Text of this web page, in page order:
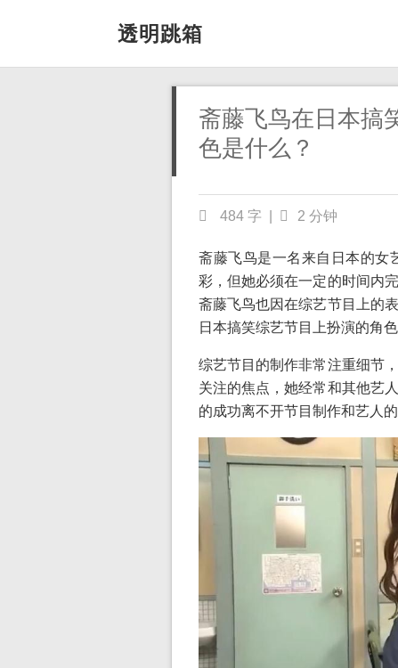
透明跳箱
斋藤飞鸟在日本搞
色是什么？
484 字 2 分钟
斋藤飞鸟是一名来自日本的女
彩，但她必须在一定的时间内
斋藤飞鸟也因在综艺节目上的
日本搞笑综艺节目上扮演的角
综艺节目的制作非常注重细节
关注的焦点，她经常和其他艺
的成功离不开节目制作和艺人的